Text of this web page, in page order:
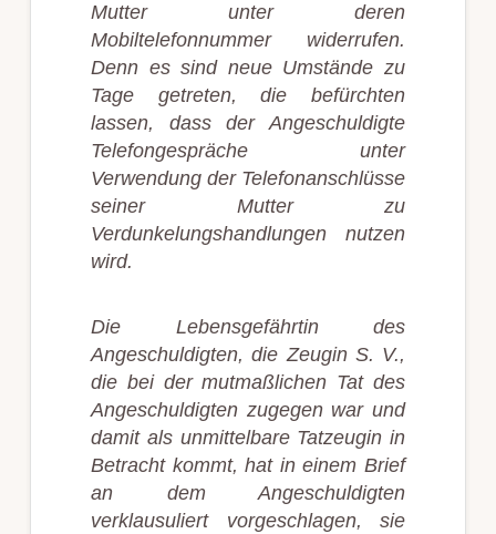
Mutter unter deren
Mobiltelefonnummer widerrufen.
Denn es sind neue Umstände zu
Tage getreten, die befürchten
lassen, dass der Angeschuldigte
Telefongespräche unter
Verwendung der Telefonanschlüsse
seiner Mutter zu
Verdunkelungshandlungen nutzen
wird.
Die Lebensgefährtin des
Angeschuldigten, die Zeugin S. V.,
die bei der mutmaßlichen Tat des
Angeschuldigten zugegen war und
damit als unmittelbare Tatzeugin in
Betracht kommt, hat in einem Brief
an dem Angeschuldigten
verklausuliert vorgeschlagen, sie